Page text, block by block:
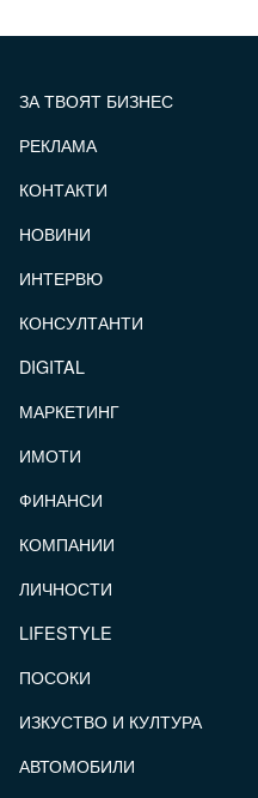
ЗА ТВОЯТ БИЗНЕС
РЕКЛАМА
КОНТАКТИ
НОВИНИ
ИНТЕРВЮ
КОНСУЛТАНТИ
DIGITAL
МАРКЕТИНГ
ИМОТИ
ФИНАНСИ
КОМПАНИИ
ЛИЧНОСТИ
LIFESTYLE
ПОСОКИ
ИЗКУСТВО И КУЛТУРА
АВТОМОБИЛИ